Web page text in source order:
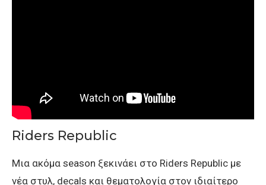
Riders Republic
Μια ακόμα season ξεκινάει στο Riders Republic με
νέα στυλ, decals και θεματολογία στον ιδιαίτερο